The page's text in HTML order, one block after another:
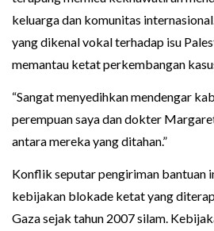
keluarga dan komunitas
yang dikenal vokal terhadap isu
memantau ketat perkembangan
“Sangat menyedihkan mendengar
perempuan saya dan dokter
antara mereka yang ditahan.”
Konflik seputar pengiriman bantuan
kebijakan blokade ketat yang
Gaza sejak tahun 2007 silam.